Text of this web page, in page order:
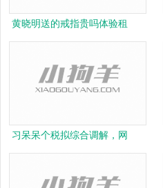
黄晓明送的戒指贵吗体验租
习呆呆个税拟综合调解，网